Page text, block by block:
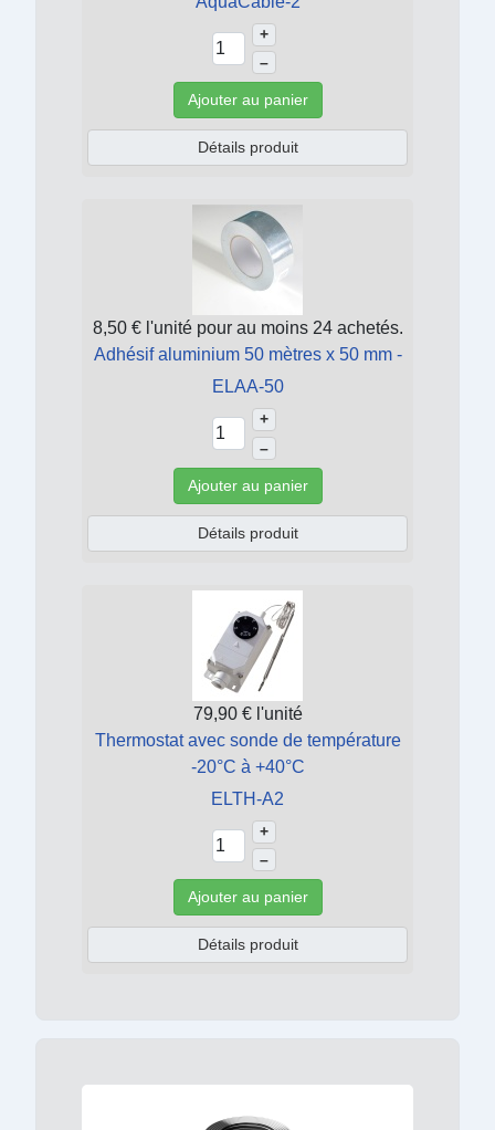
+
–
Ajouter au panier
Détails produit
8,50 € l'unité pour au moins 24 achetés.
Adhésif aluminium 50 mètres x 50 mm -
ELAA-50
+
–
Ajouter au panier
Détails produit
79,90 € l'unité
Thermostat avec sonde de température
-20°C à +40°C
ELTH-A2
+
–
Ajouter au panier
Détails produit